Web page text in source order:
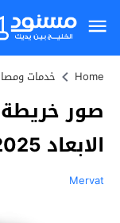
Home خدمات
صور خريطة
الابعاد 2025
Mervat